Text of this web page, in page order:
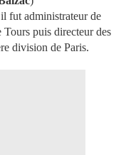
fut administrateur de
puis directeur des
division de Paris.